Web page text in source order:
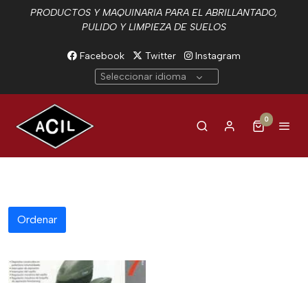
PRODUCTOS Y MAQUINARIA PARA EL ABRILLANTADO,
PULIDO Y LIMPIEZA DE SUELOS
Facebook Twitter
Instagram
Seleccionar idioma
0
Ordenar